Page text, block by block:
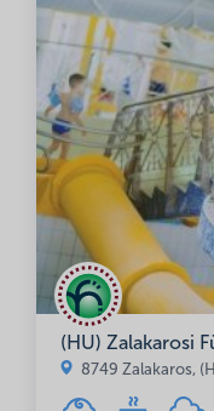
(HU) Zalakarosi
8749 Zalakaros,